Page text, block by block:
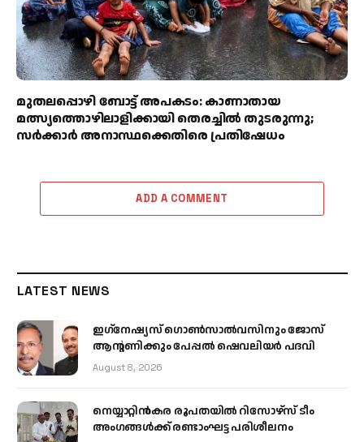
മുതലപ്പൊഴി ബോട്ട് അപകടം: കാണാതായ
മത്സ്യത്തൊഴിലാളിക്കായി തെരച്ചിൽ തുടരുന്നു;
സർക്കാർ അനാസ്ഥക്കെതിരെ പ്രതിഷേധം
ADD A COMMENT
LATEST NEWS
ഇഗ്‌നേഷ്യസ് ഗൊൺസാൽവസിനും ജോസ്
ആന്റണിക്കും പേപ്പൽ ഷെവലിയർ പദവി
August 8, 2026
നെയ്യാറ്റിൻകര രൂപതയിൽ റിസോഴ്സ് ടീം
അംഗങ്ങൾക്ക് രണ്ടാംഘട്ട പരിശീലനം